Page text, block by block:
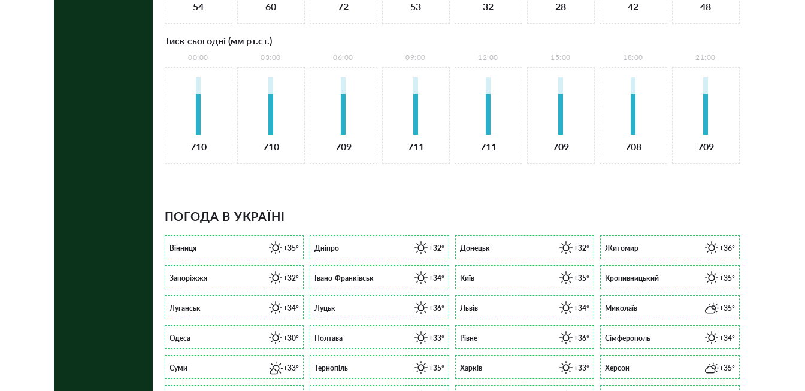
54 60 72 53 32 28 42 48
Тиск сьогодні (мм рт.ст.)
00:00
710
03:00
710
06:00
709
09:00
711
12:00
711
15:00
709
18:00
708
21:00
709
ПОГОДА В УКРАЇНІ
Вінниця +35° Дніпро +32° Донецьк +32° Житомир +36°
Запоріжжя +32° Івано-Франківськ +34° Київ +35° Кропивницький +35°
Луганськ +34° Луцьк +36° Львів +34° Миколаїв +35°
Одеса +30° Полтава +33° Рівне +36° Сімферополь +34°
Суми +33° Тернопіль +35° Харків +33° Херсон +35°